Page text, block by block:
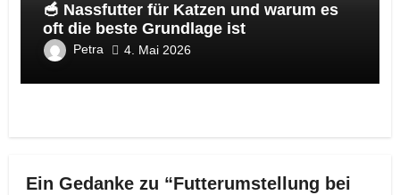
🥣 Nassfutter für Katzen und warum es
oft die beste Grundlage ist
Petra 4. Mai 2026
Ein Gedanke zu “Futterumstellung bei